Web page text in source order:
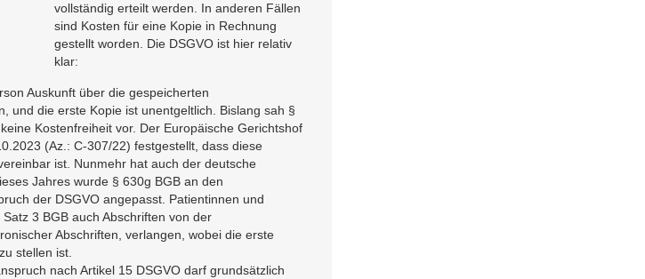
vollständig erteilt werden. In anderen Fällen
sind Kosten für eine Kopie in Rechnung
gestellt worden. Die DSGVO ist hier relativ
klar:
Auskunft über die gespeicherten
und die erste Kopie ist unentgeltlich. Bislang sah §
Kostenfreiheit vor. Der Europäische Gerichtshof
(Az.: C-307/22) festgestellt, dass diese
ist. Nunmehr hat auch der deutsche
Jahres wurde § 630g BGB an den
der DSGVO angepasst. Patientinnen und
3 BGB auch Abschriften von der
Abschriften, verlangen, wobei die erste
stellen ist.
nach Artikel 15 DSGVO darf grundsätzlich